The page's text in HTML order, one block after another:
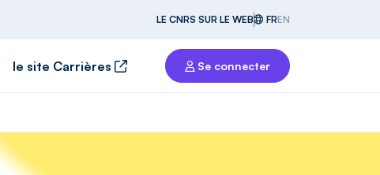
LE CNRS SUR LE WEB FREN
le site Carrières Se connecter